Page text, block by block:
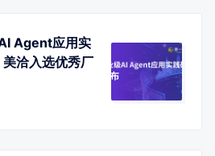
Agent应用实
洽入选优秀厂